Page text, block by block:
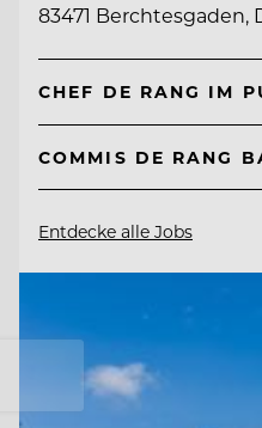
83471 Berchtesgaden,
CHEF DE RANG IM
COMMIS DE RANG
Entdecke alle Jobs